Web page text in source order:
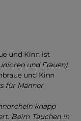
und Kinn ist
und Frauen)
und Kinn
für Männer
knapp
Beim Tauchen in